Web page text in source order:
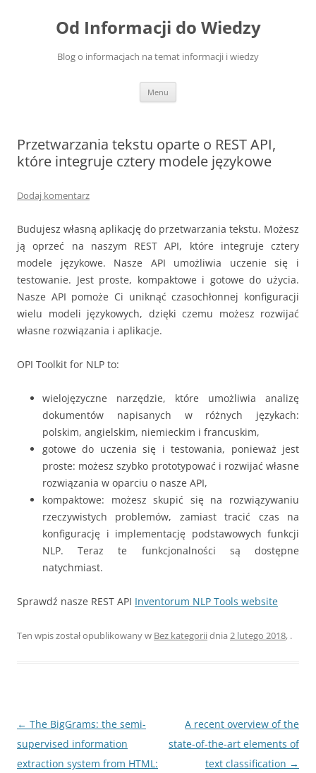
Od Informacji do Wiedzy
Blog o informacjach na temat informacji i wiedzy
Menu
Przetwarzania tekstu oparte o REST API,
które integruje cztery modele językowe
Dodaj komentarz
Budujesz własną aplikację do przetwarzania tekstu. Możesz
ją oprzeć na naszym REST API, które integruje cztery
modele językowe. Nasze API umożliwia uczenie się i
testowanie. Jest proste, kompaktowe i gotowe do użycia.
Nasze API pomoże Ci uniknąć czasochłonnej konfiguracji
wielu modeli językowych, dzięki czemu możesz rozwijać
własne rozwiązania i aplikacje.
OPI Toolkit for NLP to:
wielojęzyczne narzędzie, które umożliwia analizę
dokumentów napisanych w różnych językach:
polskim, angielskim, niemieckim i francuskim,
gotowe do uczenia się i testowania, ponieważ jest
proste: możesz szybko prototypować i rozwijać własne
rozwiązania w oparciu o nasze API,
kompaktowe: możesz skupić się na rozwiązywaniu
rzeczywistych problemów, zamiast tracić czas na
konfigurację i implementację podstawowych funkcji
NLP. Teraz te funkcjonalności są dostępne
natychmiast.
Sprawdź nasze REST API Inventorum NLP Tools website
Ten wpis został opublikowany w Bez kategoriidnia 2 lutego 2018, .
Nawigacja
wpisu
← The BigGrams: the semi-
supervised information
extraction system from HTML:
A recent overview of the
state-of-the-art elements of
text classification →